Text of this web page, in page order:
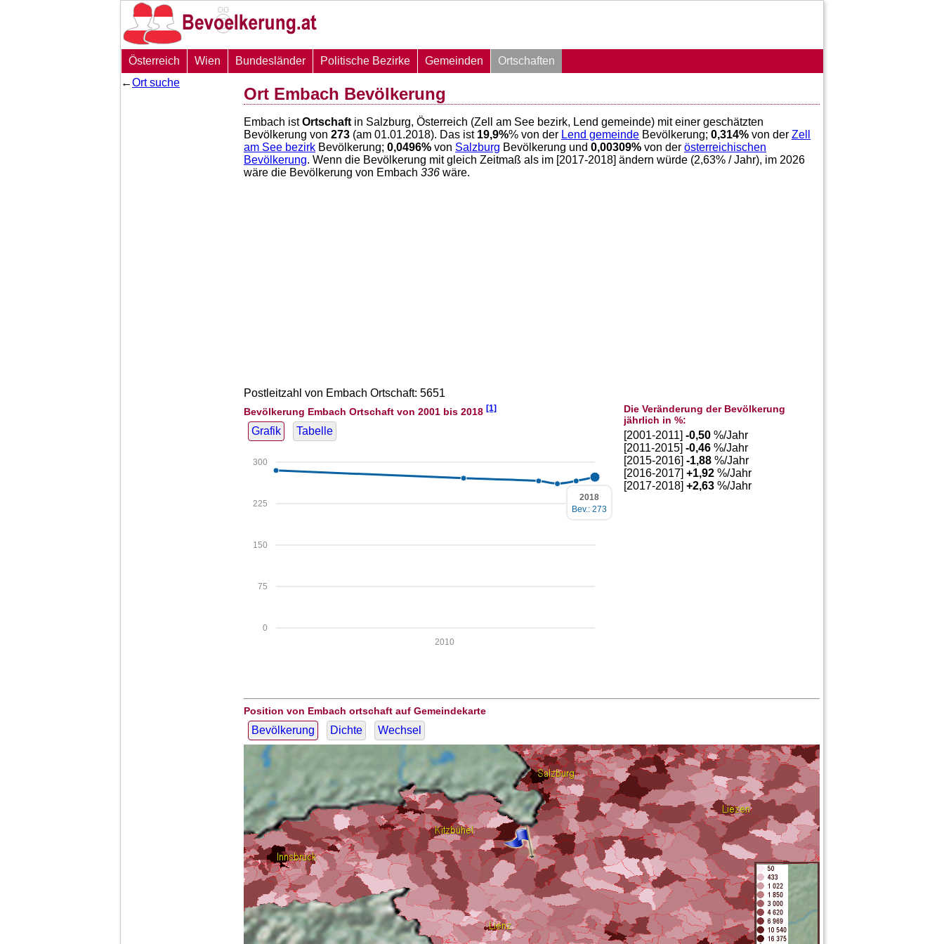
Österreich Wien Bundesländer Politische Bezirke Gemeinden
Ortschaften
←Ort suche
Ort Embach Bevölkerung
Embach istOrtschaft in Salzburg, Österreich (Zell am See bezirk, Lend gemeinde) mit einer geschätzten
Bevölkerung von 273 (am 01.01.2018). Das ist 19,9%% von der Lend gemeinde Bevölkerung; 0,314% von der Zell
am See bezirk Bevölkerung; 0,0496% von Salzburg Bevölkerung und 0,00309% von der österreichischen
Bevölkerung. Wenn die Bevölkerung mit gleich Zeitmaß als im [2017-2018] ändern würde (2,63% / Jahr), im 2026
wäre die Bevölkerung von Embach 336 wäre.
Postleitzahl von Embach Ortschaft: 5651
Bevölkerung Embach Ortschaft von 2001 bis 2018 [1]
Grafik Tabelle
0
75
150
225
300
2010
2018
Bev.: 273
Die Veränderung der Bevölkerung
jährlich in %:
[2001-2011]-0,50 %/Jahr
[2011-2015]-0,46 %/Jahr
[2015-2016]-1,88 %/Jahr
[2016-2017]+1,92 %/Jahr
[2017-2018]+2,63 %/Jahr
Position von Embach ortschaft auf Gemeindekarte
Bevölkerung Dichte Wechsel